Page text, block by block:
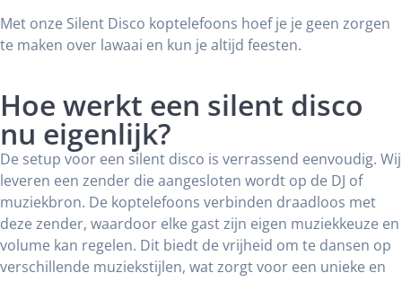
Met onze Silent Disco koptelefoons hoef je je geen zorgen
te maken over lawaai en kun je altijd feesten.
Hoe werkt een silent disco
nu eigenlijk?
De setup voor een silent disco is verrassend eenvoudig. Wij
leveren een zender die aangesloten wordt op de DJ of
muziekbron. De koptelefoons verbinden draadloos met
deze zender, waardoor elke gast zijn eigen muziekkeuze en
volume kan regelen. Dit biedt de vrijheid om te dansen op
verschillende muziekstijlen, wat zorgt voor een unieke en